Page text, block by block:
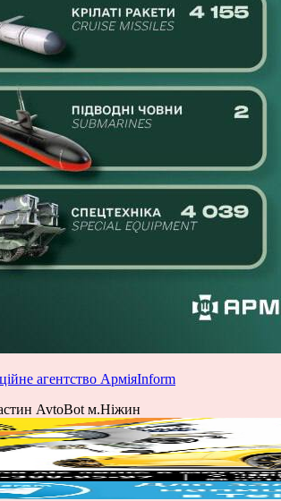
агентство АрміяInform
AvtoBot м.Ніжин